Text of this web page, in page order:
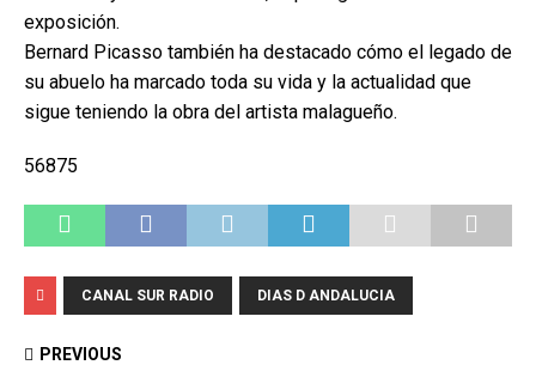
exposición.
Bernard Picasso también ha destacado cómo el legado de
su abuelo ha marcado toda su vida y la actualidad que
sigue teniendo la obra del artista malagueño.
56875
CANAL SUR RADIO DIAS D ANDALUCIA
PREVIOUS